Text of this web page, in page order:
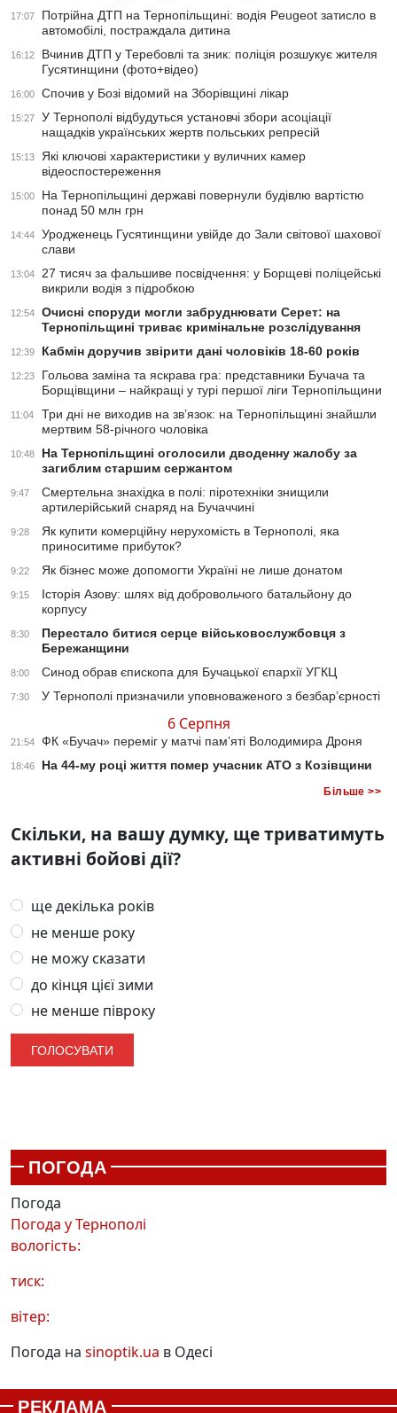
17:07
Потрійна ДТП на Тернопільщині: водія Peugeot затисло в
автомобілі, постраждала дитина
16:12
Вчинив ДТП у Теребовлі та зник: поліція розшукує жителя
Гусятинщини (фото+відео)
16:00 Спочив у Бозі відомий на Зборівщині лікар
15:27
У Тернополі відбудуться установчі збори асоціації
нащадків українських жертв польських репресій
15:13
Які ключові характеристики у вуличних камер
відеоспостереження
15:00
На Тернопільщині державі повернули будівлю вартістю
понад 50 млн грн
14:44
Уродженець Гусятинщини увійде до Зали світової шахової
слави
13:04
27 тисяч за фальшиве посвідчення: у Борщеві поліцейські
викрили водія з підробкою
12:54
Очисні споруди могли забруднювати Серет: на
Тернопільщині триває кримінальне розслідування
12:39 Кабмін доручив звірити дані чоловіків 18-60 років
12:23
Гольова заміна та яскрава гра: представники Бучача та
Борщівщини – найкращі у турі першої ліги Тернопільщини
11:04
Три дні не виходив на зв’язок: на Тернопільщині знайшли
мертвим 58-річного чоловіка
10:48
На Тернопільщині оголосили дводенну жалобу за
загиблим старшим сержантом
9:47
Смертельна знахідка в полі: піротехніки знищили
артилерійський снаряд на Бучаччині
9:28
Як купити комерційну нерухомість в Тернополі, яка
приноситиме прибуток?
9:22 Як бізнес може допомогти Україні не лише донатом
9:15
Історія Азову: шлях від добровольчого батальйону до
корпусу
8:30
Перестало битися серце військовослужбовця з
Бережанщини
8:00 Синод обрав єпископа для Бучацької єпархії УГКЦ
7:30 У Тернополі призначили уповноваженого з безбар’єрності
6 Серпня
21:54 ФК «Бучач» переміг у матчі пам’яті Володимира Дроня
18:46 На 44-му році життя помер учасник АТО з Козівщини
Більше >>
Скільки, на вашу думку, ще триватимуть
активні бойові дії?
ще декілька років
не менше року
не можу сказати
до кінця цієї зими
не менше півроку
ПОГОДА
Погода
Погода уТернополі
вологість:
тиск:
вітер:
Погода на sinoptik.ua в Одесі
РЕКЛАМА